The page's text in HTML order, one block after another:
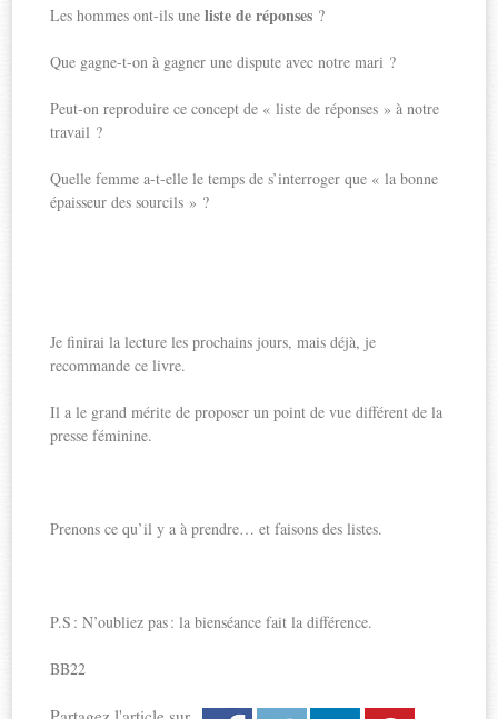
Les hommes ont-ils uneliste de réponses ?
Que gagne-t-on à gagner une dispute avec notre mari ?
Peut-on reproduire ce concept de « liste de réponses » à notre
travail ?
Quelle femme a-t-elle le temps de s’interroger que « la bonne
épaisseur des sourcils » ?
Je finirai la lecture les prochains jours, mais déjà, je
recommande ce livre.
Il a le grand mérite de proposer un point de vue différent de la
presse féminine.
Prenons ce qu’il y a à prendre… et faisons des listes.
P.S : N’oubliez pas : la bienséance fait la différence.
BB22